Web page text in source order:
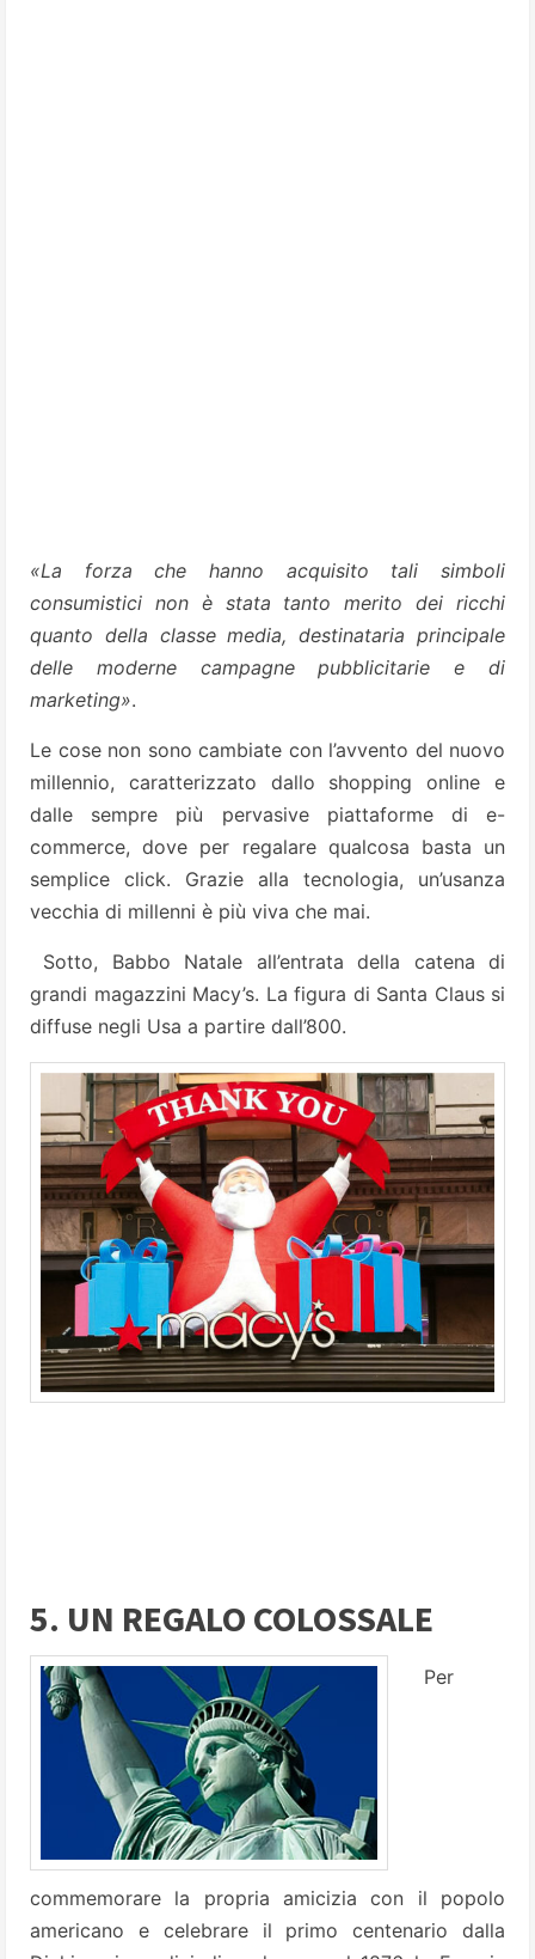
«La forza che hanno acquisito tali simboli
consumistici non è stata tanto merito dei ricchi
quanto della classe media, destinataria principale
delle moderne campagne pubblicitarie e di
marketing».
Le cose non sono cambiate con l’avvento del nuovo
millennio, caratterizzato dallo shopping online e
dalle sempre più pervasive piattaforme di e-
commerce, dove per regalare qualcosa basta un
semplice click. Grazie alla tecnologia, un’usanza
vecchia di millenni è più viva che mai.
Sotto, Babbo Natale all’entrata della catena di
grandi magazzini Macy’s. La figura di Santa Claus si
diffuse negli Usa a partire dall’800.
5. UN REGALO COLOSSALE
Per
commemorare la propria amicizia con il popolo
americano e celebrare il primo centenario dalla